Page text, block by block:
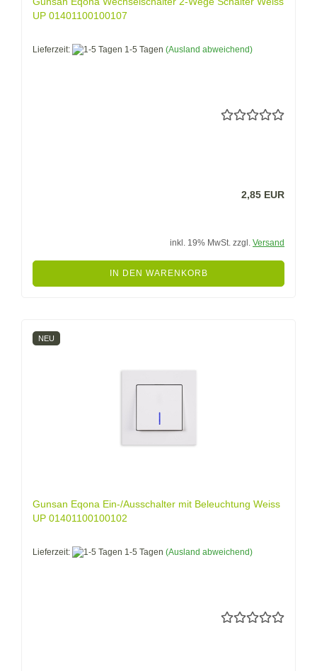
UP 01401100100107
Lieferzeit: 1-5 Tagen (Ausland abweichend)
2,85 EUR
inkl. 19% MwSt. zzgl. Versand
IN DEN WARENKORB
NEU
Gunsan Eqona Ein-/Ausschalter mit Beleuchtung Weiss
UP 01401100100102
Lieferzeit: 1-5 Tagen (Ausland abweichend)